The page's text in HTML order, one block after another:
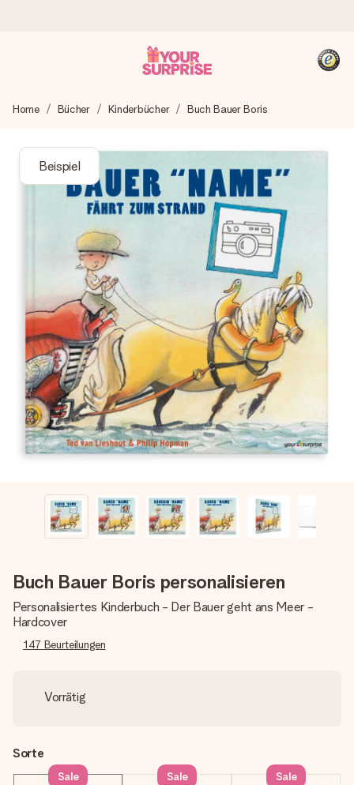
Wir bereiten dein Geschenk sorgfältig vor und schicken es
4,8 (basierend auf +15.000 Bewertungen)
Unsere Geschenke begeistern. Kunden bewerten uns mit
4,8 bei Google Reviews (Gesamtergebnis aller Länder, in
die wir versenden).
+49 39292 929695
Montag - Freitag : 8:30 - 17:00 Uhr
Samstag - Sonntag : 8:30 - 13:00 Uhr
Home Bücher Kinderbücher Buch Bauer Boris
Beispiel
Buch Bauer Boris personalisieren
Personalisiertes Kinderbuch - Der Bauer geht ans Meer -
Hardcover
147 Beurteilungen
Vorrätig
Sorte
Sale Sale Sale